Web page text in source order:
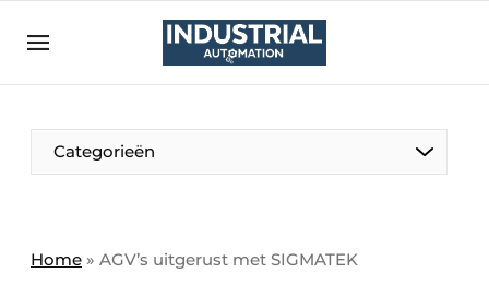
Aanmelden
Bedrijven
Bedrijven
Direct contact
Categorieën
Home » AGV’s uitgerust met SIGMATEK